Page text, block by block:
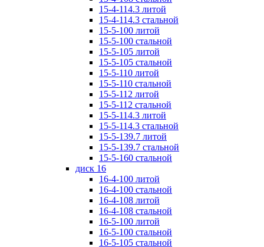
15-4-114.3 литой
15-4-114.3 стальной
15-5-100 литой
15-5-100 стальной
15-5-105 литой
15-5-105 стальной
15-5-110 литой
15-5-110 стальной
15-5-112 литой
15-5-112 стальной
15-5-114.3 литой
15-5-114.3 стальной
15-5-139.7 литой
15-5-139.7 стальной
15-5-160 стальной
диск 16
16-4-100 литой
16-4-100 стальной
16-4-108 литой
16-4-108 стальной
16-5-100 литой
16-5-100 стальной
16-5-105 стальной